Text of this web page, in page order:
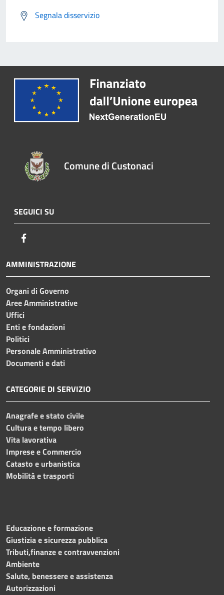
Segnala disservizio
Comune di Custonaci
SEGUICI SU
AMMINISTRAZIONE
Organi di Governo
Aree Amministrative
Uffici
Enti e fondazioni
Politici
Personale Amministrativo
Documenti e dati
CATEGORIE DI SERVIZIO
Anagrafe e stato civile
Cultura e tempo libero
Vita lavorativa
Imprese e Commercio
Catasto e urbanistica
Mobilità e trasporti
Educazione e formazione
Giustizia e sicurezza pubblica
Tributi,finanze e contravvenzioni
Ambiente
Salute, benessere e assistenza
Autorizzazioni